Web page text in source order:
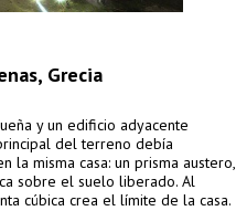
Grecia
y un edificio adyacente
del terreno debía
la misma casa: un prisma austero,
sobre el suelo liberado. Al
cúbica crea el límite de la casa.